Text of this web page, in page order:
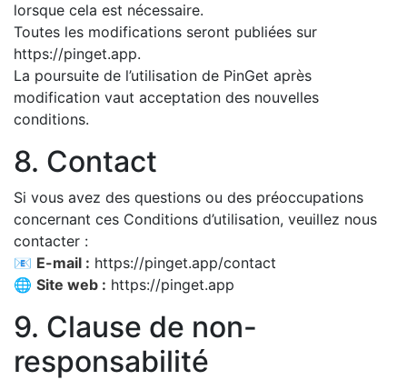
lorsque cela est nécessaire.
Toutes les modifications seront publiées sur
https://pinget.app.
La poursuite de l’utilisation de PinGet après
modification vaut acceptation des nouvelles
conditions.
8. Contact
Si vous avez des questions ou des préoccupations
concernant ces Conditions d’utilisation, veuillez nous
contacter :
📧 E-mail : https://pinget.app/contact
🌐 Site web : https://pinget.app
9. Clause de non-
responsabilité